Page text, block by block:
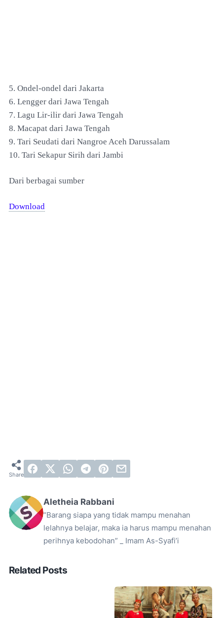
5. Ondel-ondel dari Jakarta
6. Lengger dari Jawa Tengah
7. Lagu Lir-ilir dari Jawa Tengah
8. Macapat dari Jawa Tengah
9. Tari Seudati dari Nangroe Aceh Darussalam
10. Tari Sekapur Sirih dari Jambi
Dari berbagai sumber
Download
Aletheia Rabbani
“Barang siapa yang tidak mampu menahan
lelahnya belajar, maka ia harus mampu menahan
perihnya kebodohan” _ Imam As-Syafi’i
Related Posts